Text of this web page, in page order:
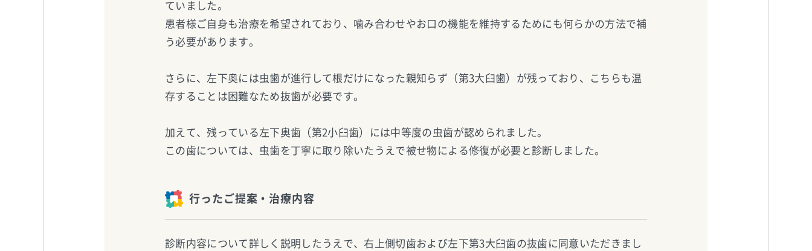
ていました。
患者様ご自身も治療を希望されており、噛み合わせやお口の機能を維持するためにも何らかの方法で補
う必要があります。
さらに、左下奥には虫歯が進行して根だけになった親知らず（第3大臼歯）が残っており、こちらも温
存することは困難なため抜歯が必要です。
加えて、残っている左下奥歯（第2小臼歯）には中等度の虫歯が認められました。
この歯については、虫歯を丁寧に取り除いたうえで被せ物による修復が必要と診断しました。
行ったご提案・治療内容
診断内容について詳しく説明したうえで、右上側切歯および左下第3大臼歯の抜歯に同意いただきまし